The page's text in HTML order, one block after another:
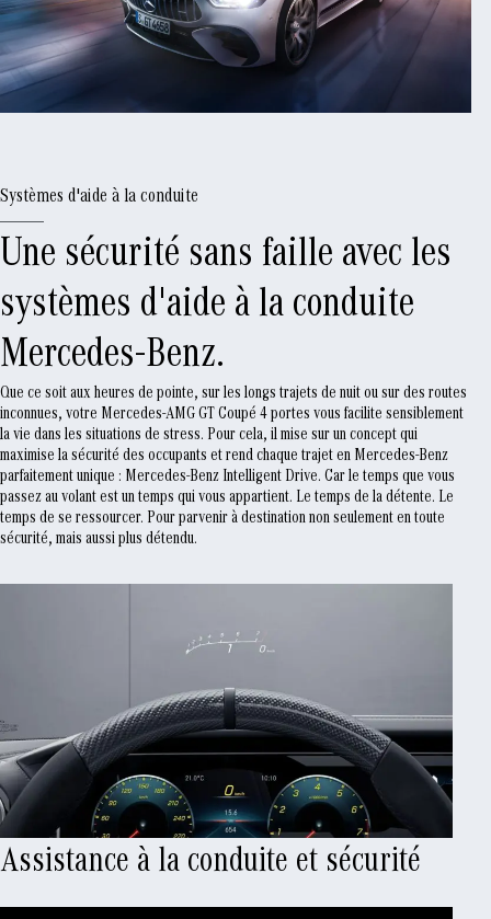
Systèmes d'aide à la conduite
Une sécurité sans faille avec les
systèmes d'aide à la conduite
Mercedes-Benz.
Que ce soit aux heures de pointe, sur les longs trajets de nuit ou sur des routes
inconnues, votre Mercedes-AMG GT Coupé 4 portes vous facilite sensiblement
la vie dans les situations de stress. Pour cela, il mise sur un concept qui
maximise la sécurité des occupants et rend chaque trajet en Mercedes-Benz
parfaitement unique : Mercedes-Benz Intelligent Drive. Car le temps que vous
passez au volant est un temps qui vous appartient. Le temps de la détente. Le
temps de se ressourcer. Pour parvenir à destination non seulement en toute
sécurité, mais aussi plus détendu.
Assistance à la conduite et sécurité